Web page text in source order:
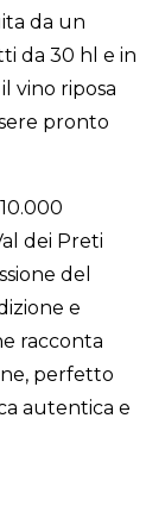
da un
da 30 hl e in
vino riposa
pronto
dei Preti
del
e
racconta
perfetto
autentica e